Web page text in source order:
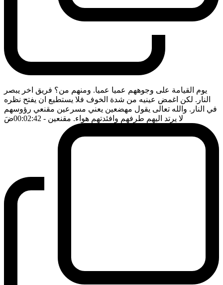
يوم القيامة على وجوههم عميا عميا. ومنهم من؟ فريق اخر يبصر
النار. لكن اغمض عينيه من شدة الخوف فلا يستطيع ان يفتح نظره
في النار. والله تعالى يقول مهضعين يعني مسرعين مقنعي رؤوسهم
لا يرتد اليهم طرفهم وافئدتهم هواء. مقنعين - 00:02:42 ضَ